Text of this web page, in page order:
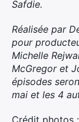
Safdie.
Réalisée par
pour
Michelle
McGregor et
épisodes
mai et les 4
Crédit photos